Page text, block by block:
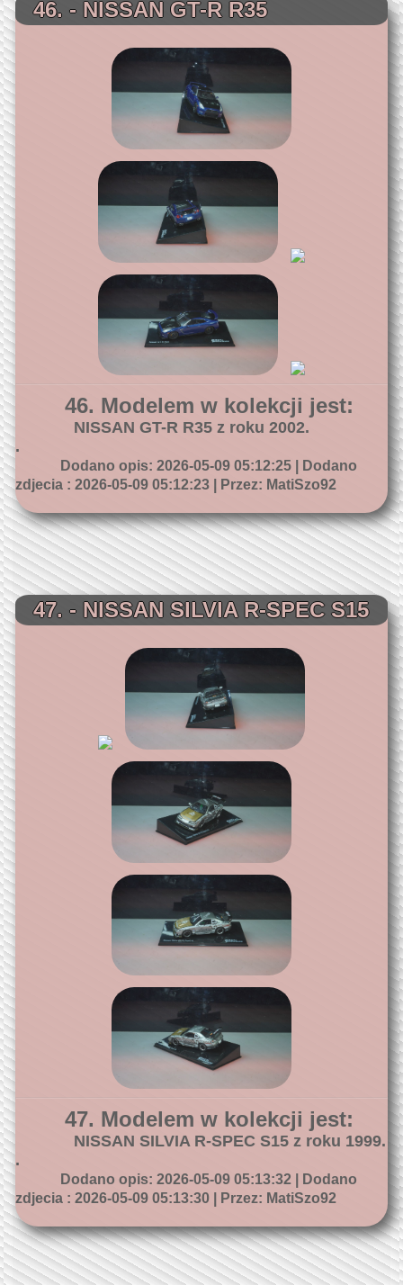
46. - NISSAN GT-R R35
46. Modelem w kolekcji jest:
NISSAN GT-R R35 z roku 2002.
.
Dodano opis: 2026-05-09 05:12:25 | Dodano
zdjecia : 2026-05-09 05:12:23 | Przez: MatiSzo92
47. - NISSAN SILVIA R-SPEC S15
47. Modelem w kolekcji jest:
NISSAN SILVIA R-SPEC S15 z roku 1999.
.
Dodano opis: 2026-05-09 05:13:32 | Dodano
zdjecia : 2026-05-09 05:13:30 | Przez: MatiSzo92